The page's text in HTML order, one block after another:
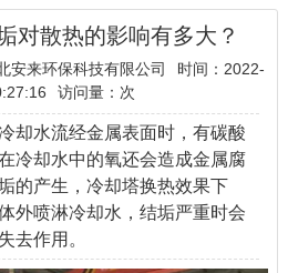
对散热的影响有多大？
安来环保科技有限公司
时间：2022-
访问量： 次
却水流经金属表面时，有碳酸
冷却水中的氧还会造成金属腐
的产生，冷却塔换热效果下
外喷淋冷却水，结垢严重时会
去作用。